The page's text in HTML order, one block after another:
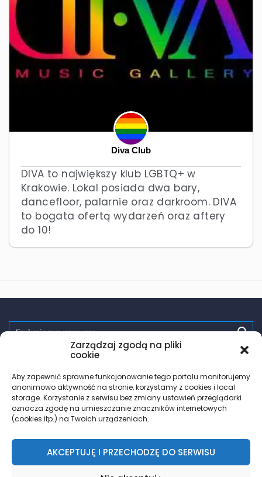
Zarządzaj zgodą na pliki
cookie
Aby zapewnić sprawne funkcjonowanie tego portalu monitorujemy
anonimowo aktywność na stronie, korzystamy z cookies i local
storage. Korzystanie z serwisu bez zmiany ustawień przeglądarki
oznacza zgodę na umieszczanie znaczników internetowych
(cookies itp.) na Twoich urządzeniach.
AKCEPTUJĘ I PRZECHODZĘ DO SERWISU
Diva Club
DIVA to największy klub LGBTQ+ w
Krakowie. Lokal posiada dwa bary,
dancefloor, palarnie oraz darkroom. DIVA
to bogata ofertą wydarzeń oraz aftery
do 10!
randki wsparcie pomoc
testy hiv
© 2018 – 2026 Znajdz.lgbt